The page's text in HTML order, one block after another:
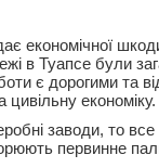
економічної
в Туапсе були
є дорогими та
економіку.
заводи, то все
первинне